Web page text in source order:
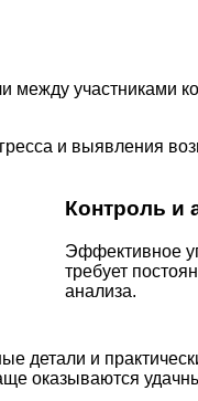
между участниками
и выявления
Контроль и
Эффективное
требует
анализа.
детали и
оказываются